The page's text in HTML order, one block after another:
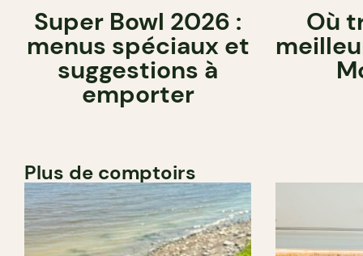
Super Bowl 2026 :
menus spéciaux et
suggestions à
emporter
Où
Plus de comptoirs